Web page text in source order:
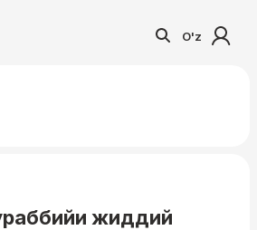
O'z
жиддий